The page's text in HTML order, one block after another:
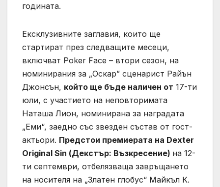
годината.
Ексклузивните заглавия, които ще
стартират през следващите месеци,
включват Poker Face – втори сезон, на
номинирания за „Оскар” сценарист Райън
Джонсън, който ще бъде наличен от 17-ти
юли, с участието на неповторимата
Наташа Лион, номинирана за наградата
„Еми“, заедно със звезден състав от гост-
актьори. Предстои премиерата на Dexter
Original Sin (Декстър: Възкресение) на 12-
ти септември, отбелязваща завръщането
на носителя на „Златен глобус“ Майкъл К.